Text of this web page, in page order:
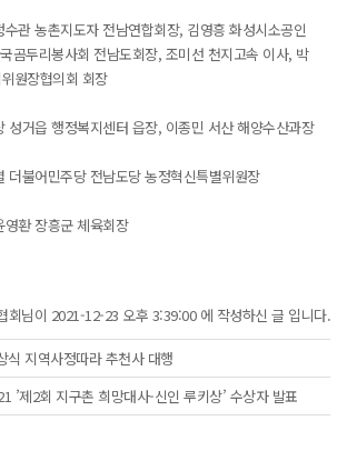
관 농촌지도자 전남연합회장, 김영흥 화성시소공인
곰두리봉사회 전남도회장, 조미선 천지고속 이사, 박
원장협의회 회장
거읍 행정복지센터 읍장, 이종민 서산 해양수산과장
불어민주당 전남도당 농정혁신특별위원장
환 장흥군 체육회장
회님이 2021-12-23 오후 3:39:00 에 작성하신 글 입니다.
식 지역사정따라 추천사 대행
’제2회 지구촌 희망대사-신인 루키상’ 수상자 발표